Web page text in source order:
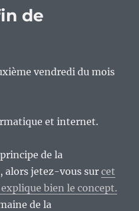
fin
de
vendredi du mois
et internet.
de la
alors jetez-vous surcet
bien le concept.
de la